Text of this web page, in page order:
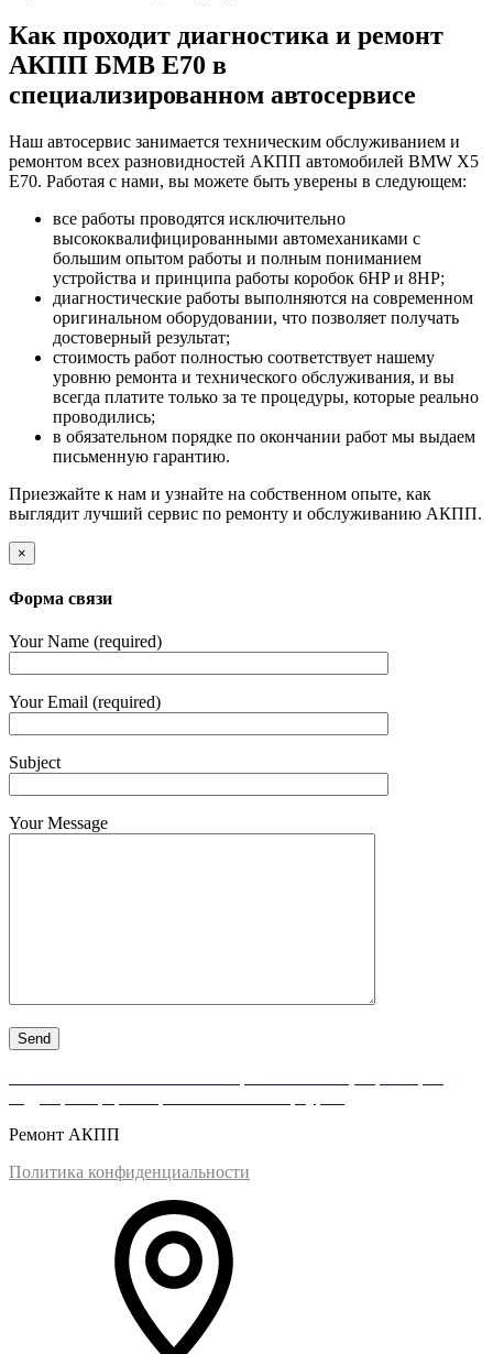
Как проходит диагностика и ремонт
АКПП БМВ Е70 в
специализированном автосервисе
Наш автосервис занимается техническим обслуживанием и
ремонтом всех разновидностей АКПП автомобилей BMW Х5
Е70. Работая с нами, вы можете быть уверены в следующем:
все работы проводятся исключительно
высококвалифицированными автомеханиками с
большим опытом работы и полным пониманием
устройства и принципа работы коробок 6HP и 8HP;
диагностические работы выполняются на современном
оригинальном оборудовании, что позволяет получать
достоверный результат;
стоимость работ полностью соответствует нашему
уровню ремонта и технического обслуживания, и вы
всегда платите только за те процедуры, которые реально
проводились;
в обязательном порядке по окончании работ мы выдаем
письменную гарантию.
Приезжайте к нам и узнайте на собственном опыте, как
выглядит лучший сервис по ремонту и обслуживанию АКПП.
×
Форма связи
Your Name (required)
Your Email (required)
Subject
Your Message
Ремонт АКПП
Политика конфиденциальности